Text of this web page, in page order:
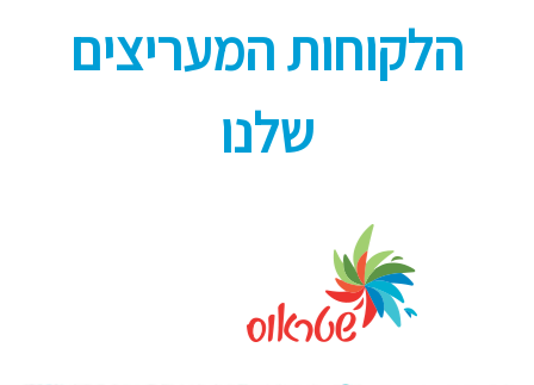
הלקוחות המעריצים
שלנו